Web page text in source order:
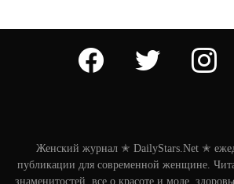
facebook twitter
Женский журнал ✭ DailyStars.Net ✭
публикации для современной женщине.
знаменитостей, все о красоте и моде,